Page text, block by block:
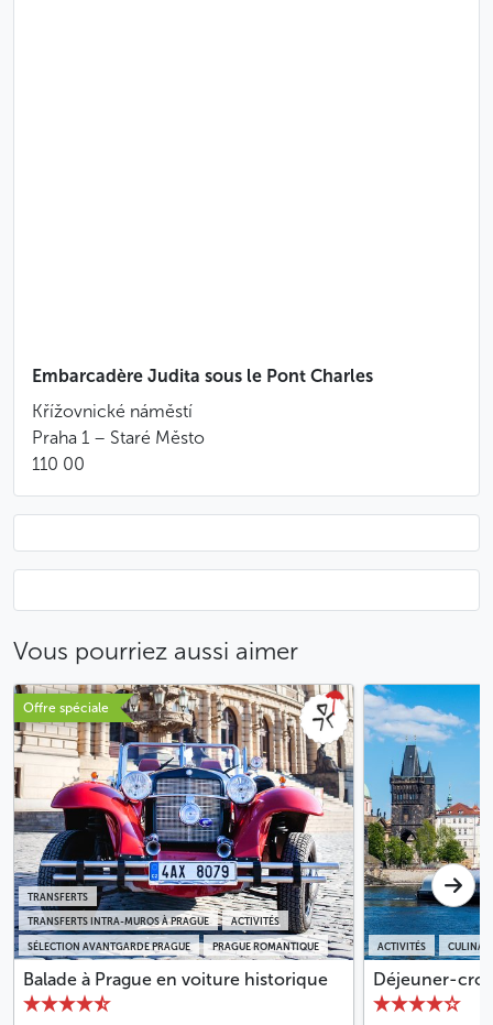
Embarcadère Judita sous le Pont Charles
Křížovnické náměstí
Praha 1 – Staré Město
110 00
Vous pourriez aussi aimer
Offre spéciale
SÉLECTION AVANTGARDE PRAGUE PRAGUE ROMANTIQUE
TRANSFERTS INTRA-MUROS À PRAGUE ACTIVITÉS
TRANSFERTS
Balade à Prague en voiture historique
ACTIVITÉS
Déjeuner-